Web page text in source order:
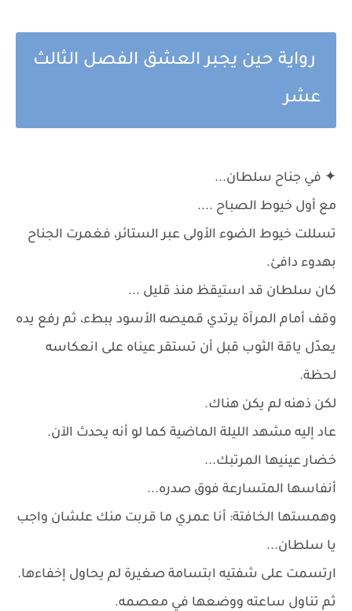
رواية حين يجبر العشق الفصل الثالث
عشر
✦ في جناح سلطان...
مع أول خيوط الصباح ....
تسللت خيوط الضوء الأولى عبر الستائر، فغمرت الجناح
بهدوء دافئ.
كان سلطان قد استيقظ منذ قليل ...
وقف أمام المرآة يرتدي قميصه الأسود ببطء، ثم رفع يده
يعدّل ياقة الثوب قبل أن تستقر عيناه على انعكاسه
لحظة.
لكن ذهنه لم يكن هناك.
عاد إليه مشهد الليلة الماضية كما لو أنه يحدث الآن.
خضار عينيها المرتبك...
أنفاسها المتسارعة فوق صدره...
وهمستها الخافتة: أنا عمري ما قربت منك علشان واجب
يا سلطان...
ارتسمت على شفتيه ابتسامة صغيرة لم يحاول إخفاءها.
ثم تناول ساعته ووضعها في معصمه.